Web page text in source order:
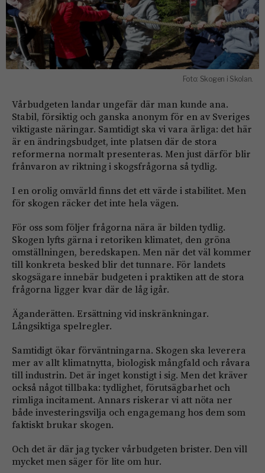
Foto: Skogen i Skolan.
Vårbudgeten landar ungefär där man kunde ana.
Stabil, försiktig och ganska anonym för en av Sveriges
viktigaste näringar. Samtidigt ska vi vara ärliga: det här
är en ändringsbudget, inte platsen där de stora
reformerna normalt presenteras. Men just därför blir
frånvaron av riktning i skogsfrågorna så tydlig.
I en orolig omvärld finns det ett värde i stabilitet. Men
för skogen räcker det inte hela vägen.
För oss som följer frågorna nära är bilden tydlig.
Skogen lyfts gärna i retoriken klimatet, den gröna
omställningen, beredskapen. Men när det väl kommer
till konkreta besked blir det tunnare. För landets
skogsägare innebär budgeten i praktiken att de stora
frågorna ligger kvar där de låg igår.
Äganderätten. Ersättning vid inskränkningar.
Långsiktiga spelregler.
Samtidigt ökar förväntningarna. Skogen ska leverera
mer av allt klimatnytta, biologisk mångfald och råvara
till industrin. Det är inget konstigt i sig. Men det kräver
också något tillbaka: tydlighet, förutsägbarhet och
rimliga incitament. Annars riskerar vi att nöta ner
både investeringsvilja och engagemang hos dem som
faktiskt brukar skogen.
Och det är där jag tycker vårbudgeten brister. Den vill
mycket men säger för lite om hur.